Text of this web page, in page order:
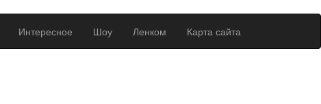
Интересное Шоу Ленком Карта сайта